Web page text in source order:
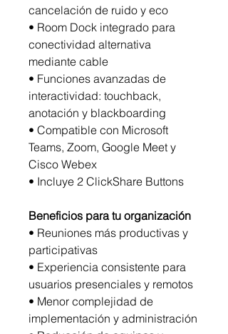
cancelación de ruido y eco
• Room Dock integrado para
conectividad alternativa
mediante cable
• Funciones avanzadas de
interactividad: touchback,
anotación y blackboarding
• Compatible con Microsoft
Teams, Zoom, Google Meet y
Cisco Webex
• Incluye 2 ClickShare Buttons
Beneficios para tu organización
• Reuniones más productivas y
participativas
• Experiencia consistente para
usuarios presenciales y remotos
• Menor complejidad de
implementación y administración